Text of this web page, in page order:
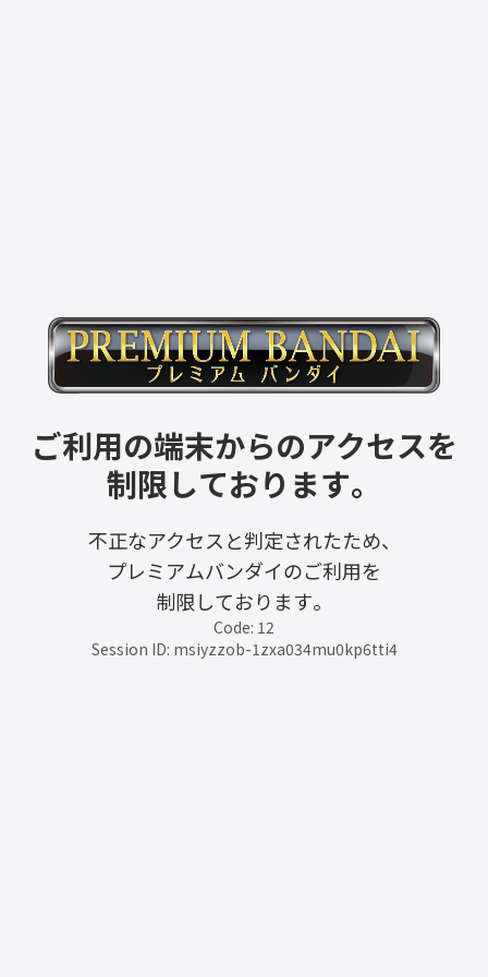
ご利用の端末からのアクセスを
制限しております。
不正なアクセスと判定されたため、
プレミアムバンダイのご利用を
制限しております。
Code: 12
Session ID: msiyzzob-1zxa034mu0kp6tti4